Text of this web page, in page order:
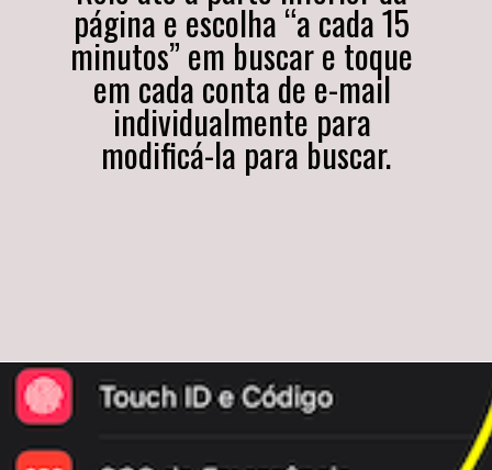
página e escolha “a cada 15
minutos” em buscar e toque
em cada conta de e-mail
individualmente para
modificá-la para buscar.